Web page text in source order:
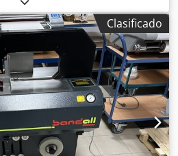
módulo: aprox. 99,8 cm Precio
recogida en almacén Dsdpfeh
+ 31 unidades de
galvanizados + 120 unidades de
por estante, galvanizados 4
se pueden ofrecer más
Disponible en diferentes
está en stock. El
pueden realizar bajo petición.
en cualquier momento.
Clasificado